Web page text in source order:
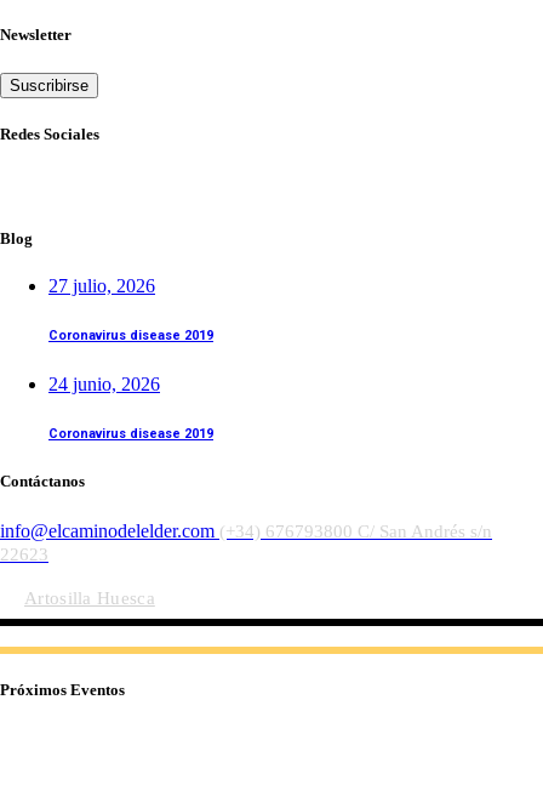
Newsletter
Suscribirse
Redes Sociales
Blog
27 julio, 2026
Coronavirus disease 2019
24 junio, 2026
Coronavirus disease 2019
Contáctanos
info@elcaminodelelder.com (+34) 676793800 C/ San Andrés s/n
22623
Artosilla Huesca
Próximos Eventos